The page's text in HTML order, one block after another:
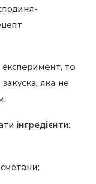
то
яка не
інгредієнти: